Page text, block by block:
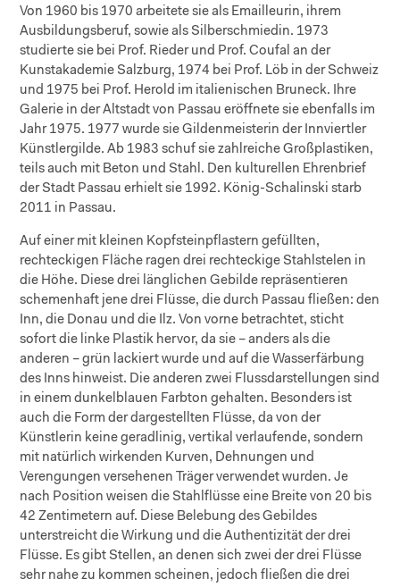
Von 1960 bis 1970 arbeitete sie als Emailleurin, ihrem
Ausbildungsberuf, sowie als Silberschmiedin. 1973
studierte sie bei Prof. Rieder und Prof. Coufal an der
Kunstakademie Salzburg, 1974 bei Prof. Löb in der Schweiz
und 1975 bei Prof. Herold im italienischen Bruneck. Ihre
Galerie in der Altstadt von Passau eröffnete sie ebenfalls im
Jahr 1975. 1977 wurde sie Gildenmeisterin der Innviertler
Künstlergilde. Ab 1983 schuf sie zahlreiche Großplastiken,
teils auch mit Beton und Stahl. Den kulturellen Ehrenbrief
der Stadt Passau erhielt sie 1992. König-Schalinski starb
2011 in Passau.
Auf einer mit kleinen Kopfsteinpflastern gefüllten,
rechteckigen Fläche ragen drei rechteckige Stahlstelen in
die Höhe. Diese drei länglichen Gebilde repräsentieren
schemenhaft jene drei Flüsse, die durch Passau fließen: den
Inn, die Donau und die Ilz. Von vorne betrachtet, sticht
sofort die linke Plastik hervor, da sie – anders als die
anderen – grün lackiert wurde und auf die Wasserfärbung
des Inns hinweist. Die anderen zwei Flussdarstellungen sind
in einem dunkelblauen Farbton gehalten. Besonders ist
auch die Form der dargestellten Flüsse, da von der
Künstlerin keine geradlinig, vertikal verlaufende, sondern
mit natürlich wirkenden Kurven, Dehnungen und
Verengungen versehenen Träger verwendet wurden. Je
nach Position weisen die Stahlflüsse eine Breite von 20 bis
42 Zentimetern auf. Diese Belebung des Gebildes
unterstreicht die Wirkung und die Authentizität der drei
Flüsse. Es gibt Stellen, an denen sich zwei der drei Flüsse
sehr nahe zu kommen scheinen, jedoch fließen die drei